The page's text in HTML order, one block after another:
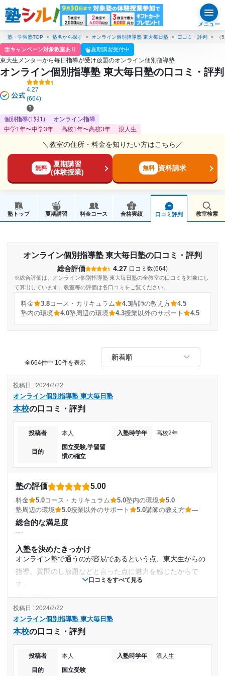
メニュー
塾・学習塾TOP 塾名から探す オンライン個別指導塾 東大毎日塾 口コミ・評判 （
キャンペーン対象教室あり 夏期講習受付中
東大生メンターから毎日指導が受け放題のオンライン個別指導塾
オンライン個別指導塾 東大毎日塾の口コミ・評判
4.27
(664)
個別指導(1対1)
オンライン指導
中学1年〜中学3年
高校1年〜高校3年 浪人生
＼教室の住所・料金を知りたい方はこちら／
無料
夏期講習
(体験授業)
無料 資料請求
塾トップ 夏期講習 料金コース 合格実績 口コミ評判 教室検索
オンライン個別指導塾 東大毎日塾の口コミ・評判
総合評価 4.27 口コミ数(664)
※総合評価は、オンライン個別指導塾 東大毎日塾の全教室の口コミを対象にし
て算出しています。教室毎の評価は各口コミをご覧ください。
料金 3.8コース・カリキュラム 4.3講師の教え方
4.5
塾内の環境
4.0塾周辺の環境 4.3授業以外のサポート 4.5
全664件中 10件を表示
口コミをすべて見る
オンライン個別指導塾 東大毎日塾
本校の口コミ・評判
投稿日 : 2024/2/22
投稿者 本人 入塾時学年 高校2年
目的
国立受験,学習習
慣の確立
塾の評価 5.00
料金 5.0コース・カリキュラム 5.0塾内の環境
5.0
塾周辺の環境
5.0授業以外のサポート 5.0講師の教え方 ---
総合的な満足度
---
入塾を決めたきっかけ
オンライン塾で通うのが容易であるという点、東大生からの
指導、質問のし放題などと言った点に魅力を感じたからで
す。
---
料金
質問し放題や東大生からの指導や面談など値段以上の価値を
いと思いました。
コース・カリキュラム
オンライン個別指導塾 東大毎日塾
本校の口コミ・評判
投稿日 : 2024/2/22
投稿者 本人 入塾時学年
浪人生
目的
国立受験